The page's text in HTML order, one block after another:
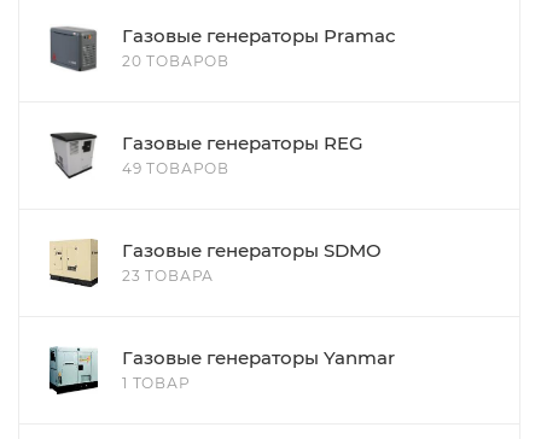
Газовые генераторы Pramac
20 ТОВАРОВ
Газовые генераторы REG
49 ТОВАРОВ
Газовые генераторы SDMO
23 ТОВАРА
Газовые генераторы Yanmar
1 ТОВАР